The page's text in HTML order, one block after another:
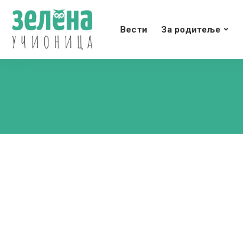
Вести За родитеље